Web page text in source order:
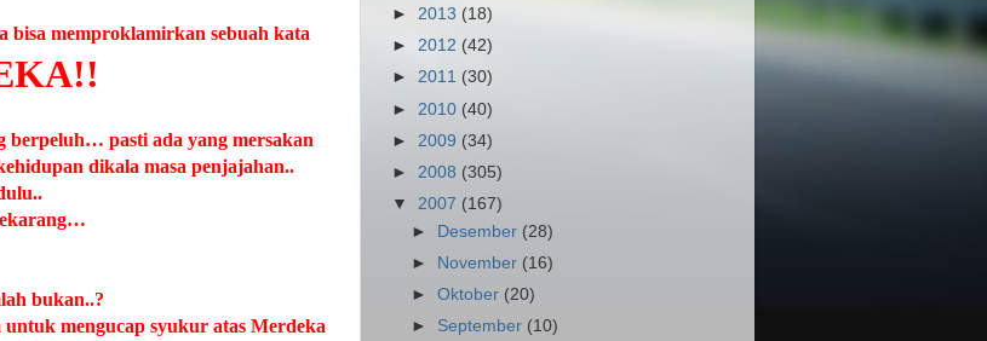
bisa memproklamirkan sebuah kata
berpeluh… pasti ada yang mersakan
dikala masa penjajahan..
bukan..?
mengucap syukur atas Merdeka
► 2013 (18)
► 2012 (42)
► 2011 (30)
► 2010 (40)
► 2009 (34)
► 2008 (305)
▼ 2007 (167)
► Desember (28)
►
November (16)
►Oktober (20)
► September (10)